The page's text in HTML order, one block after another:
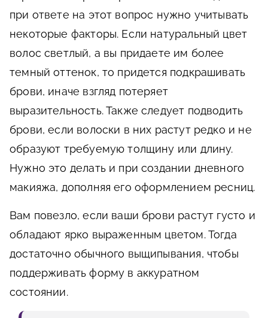
при ответе на этот вопрос нужно учитывать
некоторые факторы. Если натуральный цвет
волос светлый, а вы придаете им более
темный оттенок, то придется подкрашивать
брови, иначе взгляд потеряет
выразительность. Также следует подводить
брови, если волоски в них растут редко и не
образуют требуемую толщину или длину.
Нужно это делать и при создании дневного
макияжа, дополняя его оформлением ресниц.
Вам повезло, если ваши брови растут густо и
обладают ярко выраженным цветом. Тогда
достаточно обычного выщипывания, чтобы
поддерживать форму в аккуратном
состоянии.